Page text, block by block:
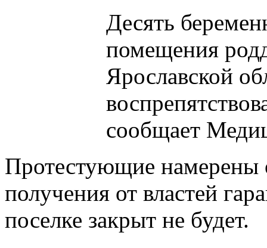
Десять
помещения
Ярославской
сообщает
Протестующие намерены
получения от властей
поселке закрыт не будет.